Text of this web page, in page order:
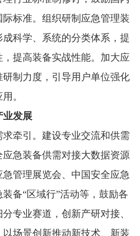
建设和产业发展。推动将
创新成果优先纳入应急管
目录、首台（套）重大技
先进安全应急装备推广
推广典型案例名单、应急
率使用规划和管理办
有害干扰。鼓励地方制定
大政策供给和要素保障力
急管理部 工业和信息化部